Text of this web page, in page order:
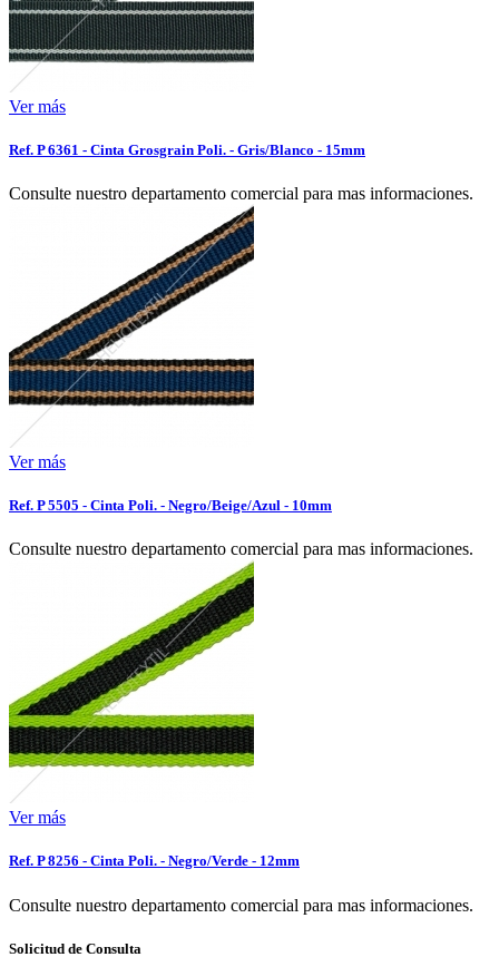
Ver más
Ref. P 6361 - Cinta Grosgrain Poli. - Gris/Blanco - 15mm
Consulte nuestro departamento comercial para mas informaciones.
Ver más
Ref. P 5505 - Cinta Poli. - Negro/Beige/Azul - 10mm
Consulte nuestro departamento comercial para mas informaciones.
Ver más
Ref. P 8256 - Cinta Poli. - Negro/Verde - 12mm
Consulte nuestro departamento comercial para mas informaciones.
Solicitud de Consulta